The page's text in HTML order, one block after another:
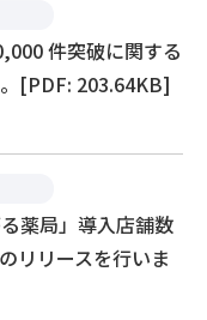
件突破に関する
[PDF: 203.64KB]
薬局」導入店舗数
リリースを行いま